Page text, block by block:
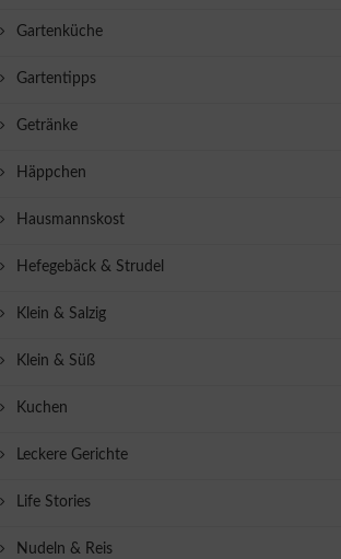
Gartenküche
Gartentipps
Getränke
Häppchen
Hausmannskost
Hefegebäck & Strudel
Klein & Salzig
Klein & Süß
Kuchen
Leckere Gerichte
Life Stories
Nudeln & Reis